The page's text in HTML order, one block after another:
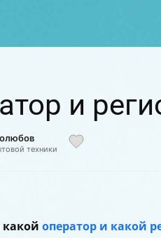
и
техники
какой оператор и какой